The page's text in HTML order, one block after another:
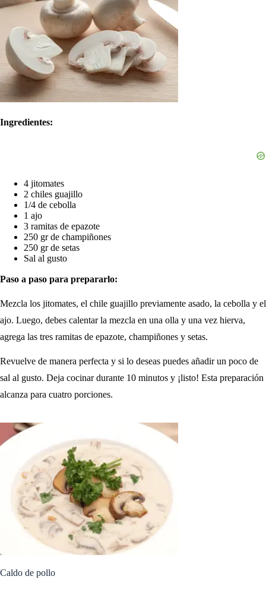
Ingredientes:
4 jitomates
2 chiles guajillo
1/4 de cebolla
1 ajo
3 ramitas de epazote
250 gr de champiñones
250 gr de setas
Sal al gusto
Paso a paso para prepararlo:
Mezcla los jitomates, el chile guajillo previamente asado, la cebolla y el
ajo. Luego, debes calentar la mezcla en una olla y una vez hierva,
agrega las tres ramitas de epazote, champiñones y setas.
Revuelve de manera perfecta y si lo deseas puedes añadir un poco de
sal al gusto. Deja cocinar durante 10 minutos y ¡listo! Esta preparación
alcanza para cuatro porciones.
Caldo de pollo